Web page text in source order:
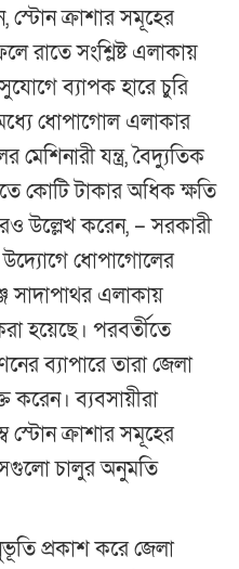
স্টোন ক্রাশার সমূহের
রাতে সংশ্লিষ্ট এলাকায়
ব্যাপক হারে চুরি
ধোপাগোল এলাকার
মেশিনারী যন্ত্র, বৈদ্যুতিক
কোটি টাকার অধিক ক্ষতি
উল্লেখ করেন, – সরকারী
উদ্যোগে ধোপাগোলের
এলাকায়
হয়েছে। পরবর্তীতে
ব্যাপারে তারা জেলা
করেন। ব্যবসায়ীরা
স্টোন ক্রাশার সমূহের
চালুর অনুমতি
প্রকাশ করে জেলা